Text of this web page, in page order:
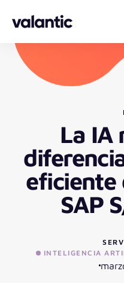
La IA
eficiente
SAP
INTELIGENCIA